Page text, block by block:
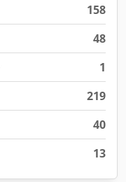
158
48
1
219
40
13